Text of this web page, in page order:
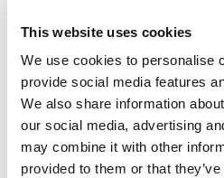
This website uses cookies
We use cookies to personalise
provide social media features
We also share information
our social media, advertising
may combine it with other
provided to them or that